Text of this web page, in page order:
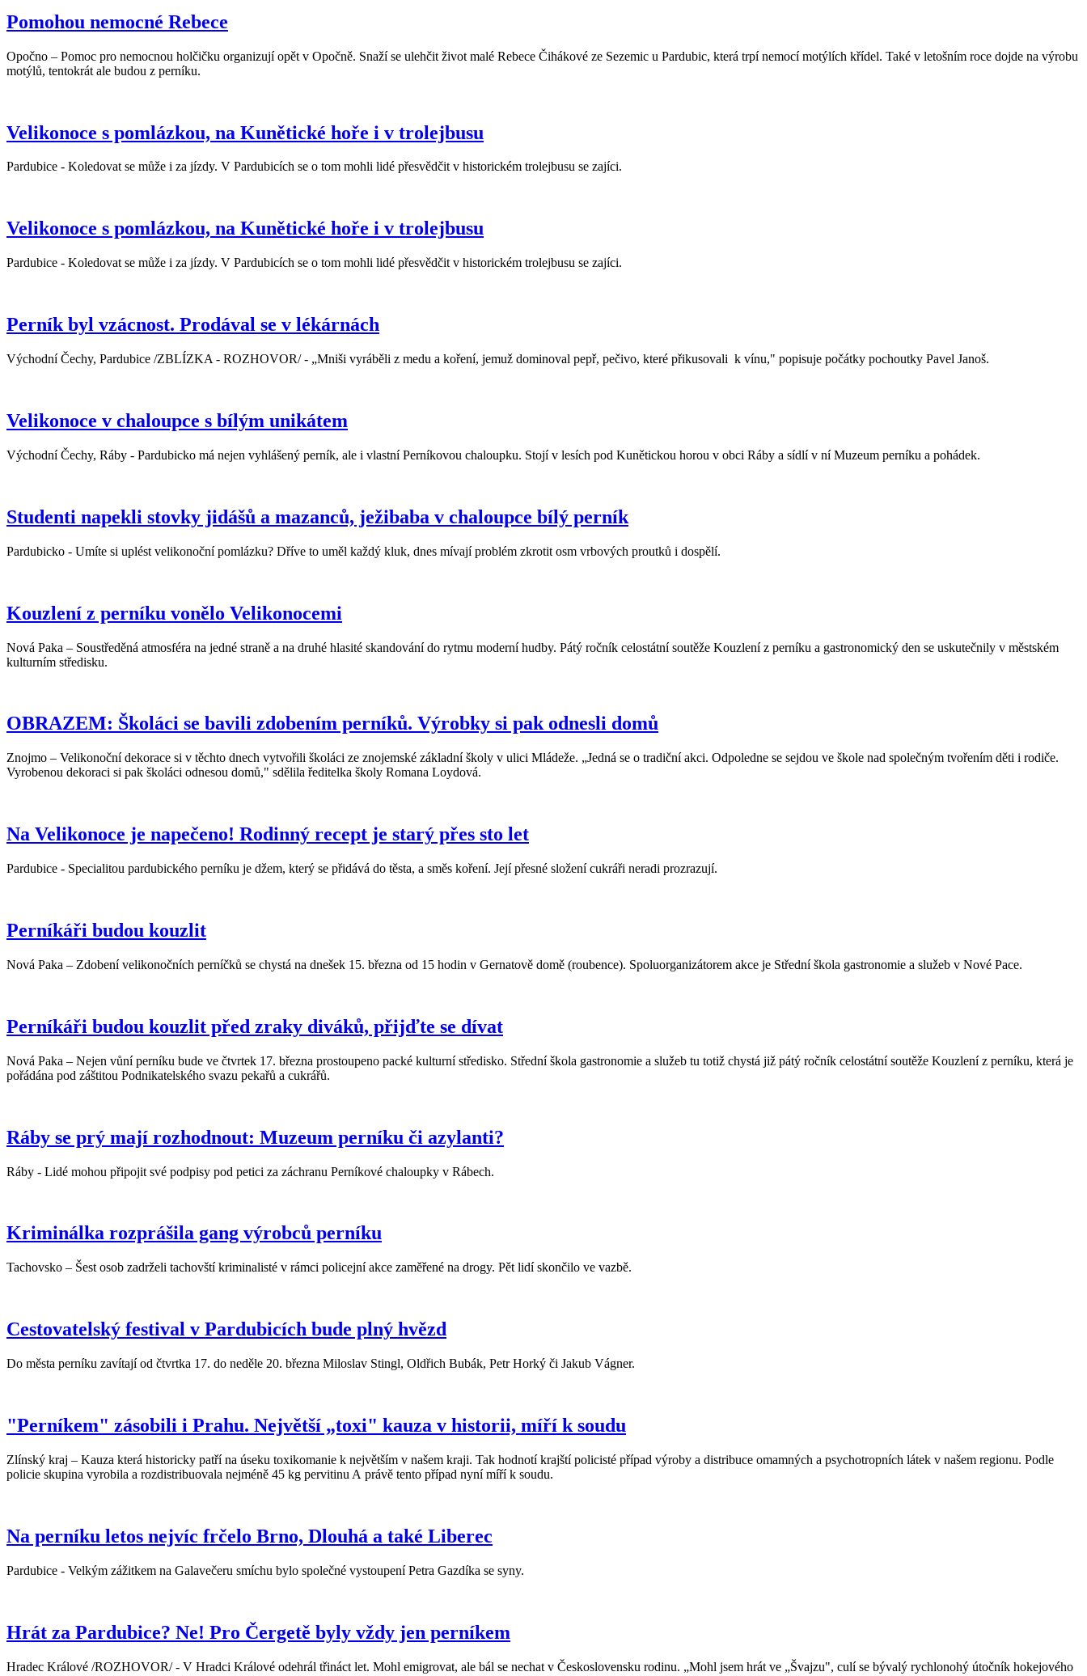
Pomohou nemocné Rebece
Opočno – Pomoc pro nemocnou holčičku organizují opět v Opočně. Snaží se ulehčit život malé Rebece Čihákové ze Sezemic u Pardubic, která trpí nemocí motýlích křídel. Také v letošním roce dojde na výrobu
motýlů, tentokrát ale budou z perníku.
Velikonoce s pomlázkou, na Kunětické hoře i v trolejbusu
Pardubice - Koledovat se může i za jízdy. V Pardubicích se o tom mohli lidé přesvědčit v historickém trolejbusu se zajíci.
Velikonoce s pomlázkou, na Kunětické hoře i v trolejbusu
Pardubice - Koledovat se může i za jízdy. V Pardubicích se o tom mohli lidé přesvědčit v historickém trolejbusu se zajíci.
Perník byl vzácnost. Prodával se v lékárnách
Východní Čechy, Pardubice /ZBLÍZKA - ROZHOVOR/ - „Mniši vyráběli z medu a koření, jemuž dominoval pepř, pečivo, které přikusovali k vínu," popisuje počátky pochoutky Pavel Janoš.
Velikonoce v chaloupce s bílým unikátem
Východní Čechy, Ráby - Pardubicko má nejen vyhlášený perník, ale i vlastní Perníkovou chaloupku. Stojí v lesích pod Kunětickou horou v obci Ráby a sídlí v ní Muzeum perníku a pohádek.
Studenti napekli stovky jidášů a mazanců, ježibaba v chaloupce bílý perník
Pardubicko - Umíte si uplést velikonoční pomlázku? Dříve to uměl každý kluk, dnes mívají problém zkrotit osm vrbových proutků i dospělí.
Kouzlení z perníku vonělo Velikonocemi
Nová Paka – Soustředěná atmosféra na jedné straně a na druhé hlasité skandování do rytmu moderní hudby. Pátý ročník celostátní soutěže Kouzlení z perníku a gastronomický den se uskutečnily v městském
kulturním středisku.
OBRAZEM: Školáci se bavili zdobením perníků. Výrobky si pak odnesli domů
Znojmo – Velikonoční dekorace si v těchto dnech vytvořili školáci ze znojemské základní školy v ulici Mládeže. „Jedná se o tradiční akci. Odpoledne se sejdou ve škole nad společným tvořením děti i rodiče.
Vyrobenou dekoraci si pak školáci odnesou domů," sdělila ředitelka školy Romana Loydová.
Na Velikonoce je napečeno! Rodinný recept je starý přes sto let
Pardubice - Specialitou pardubického perníku je džem, který se přidává do těsta, a směs koření. Její přesné složení cukráři neradi prozrazují.
Perníkáři budou kouzlit
Nová Paka – Zdobení velikonočních perníčků se chystá na dnešek 15. března od 15 hodin v Gernatově domě (roubence). Spoluorganizátorem akce je Střední škola gastronomie a služeb v Nové Pace.
Perníkáři budou kouzlit před zraky diváků, přijďte se dívat
Nová Paka – Nejen vůní perníku bude ve čtvrtek 17. března prostoupeno packé kulturní středisko. Střední škola gastronomie a služeb tu totiž chystá již pátý ročník celostátní soutěže Kouzlení z perníku, která je
pořádána pod záštitou Podnikatelského svazu pekařů a cukrářů.
Ráby se prý mají rozhodnout: Muzeum perníku či azylanti?
Ráby - Lidé mohou připojit své podpisy pod petici za záchranu Perníkové chaloupky v Rábech.
Kriminálka rozprášila gang výrobců perníku
Tachovsko – Šest osob zadrželi tachovští kriminalisté v rámci policejní akce zaměřené na drogy. Pět lidí skončilo ve vazbě.
Cestovatelský festival v Pardubicích bude plný hvězd
Do města perníku zavítají od čtvrtka 17. do neděle 20. března Miloslav Stingl, Oldřich Bubák, Petr Horký či Jakub Vágner.
"Perníkem" zásobili i Prahu. Největší „toxi" kauza v historii, míří k soudu
Zlínský kraj – Kauza která historicky patří na úseku toxikomanie k největším v našem kraji. Tak hodnotí krajští policisté případ výroby a distribuce omamných a psychotropních látek v našem regionu. Podle
policie skupina vyrobila a rozdistribuovala nejméně 45 kg pervitinu A právě tento případ nyní míří k soudu.
Na perníku letos nejvíc frčelo Brno, Dlouhá a také Liberec
Pardubice - Velkým zážitkem na Galavečeru smíchu bylo společné vystoupení Petra Gazdíka se syny.
Hrát za Pardubice? Ne! Pro Čergetě byly vždy jen perníkem
Hradec Králové /ROZHOVOR/ - V Hradci Králové odehrál třináct let. Mohl emigrovat, ale bál se nechat v Československu rodinu. „Mohl jsem hrát ve „Švajzu", culí se bývalý rychlonohý útočník hokejového